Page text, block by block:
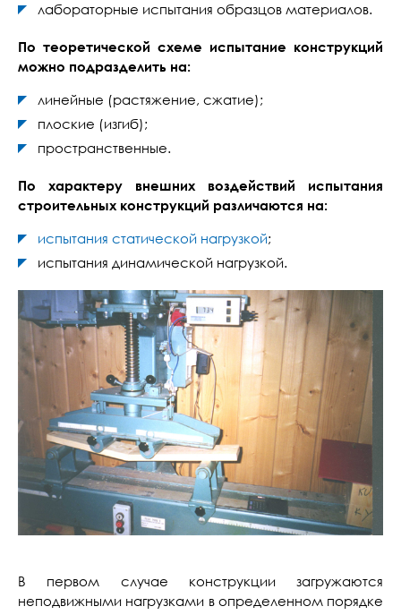
лабораторные испытания образцов материалов.
По теоретической схеме испытание конструкций
можно подразделить на:
линейные (растяжение, сжатие);
плоские (изгиб);
пространственные.
По характеру внешних воздействий испытания
строительных конструкций различаются на:
испытания статической нагрузкой;
испытания динамической нагрузкой.
В первом случае конструкции загружаются
неподвижными нагрузками в определенном порядке